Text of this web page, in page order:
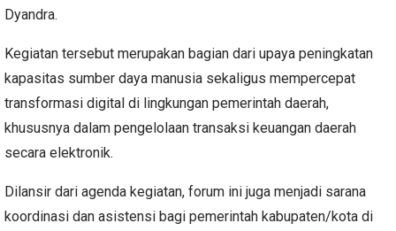
Dyandra.
Kegiatan tersebut merupakan bagian dari upaya peningkatan
kapasitas sumber daya manusia sekaligus mempercepat
transformasi digital di lingkungan pemerintah daerah,
khususnya dalam pengelolaan transaksi keuangan daerah
secara elektronik.
Dilansir dari agenda kegiatan, forum ini juga menjadi sarana
koordinasi dan asistensi bagi pemerintah kabupaten/kota di